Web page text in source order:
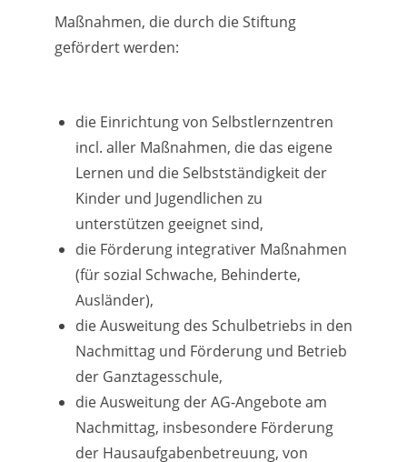
Maßnahmen, die durch die Stiftung
gefördert werden:
die Einrichtung von Selbstlernzentren
incl. aller Maßnahmen, die das eigene
Lernen und die Selbstständigkeit der
Kinder und Jugendlichen zu
unterstützen geeignet sind,
die Förderung integrativer Maßnahmen
(für sozial Schwache, Behinderte,
Ausländer),
die Ausweitung des Schulbetriebs in den
Nachmittag und Förderung und Betrieb
der Ganztagesschule,
die Ausweitung der AG-Angebote am
Nachmittag, insbesondere Förderung
der Hausaufgabenbetreuung, von